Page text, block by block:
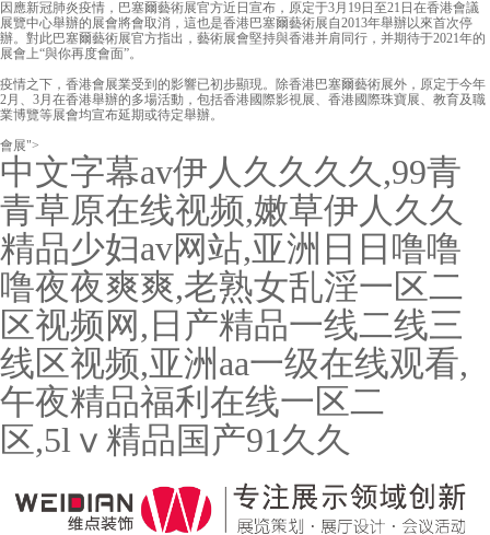
因應新冠肺炎疫情，巴塞爾藝術展官方近日宣布，原定于3月19日至21日在香港會議
展覽中心舉辦的展會將會取消，這也是香港巴塞爾藝術展自2013年舉辦以來首次停
辦。對此巴塞爾藝術展官方指出，藝術展會堅持與香港并肩同行，并期待于2021年的
展會上“與你再度會面”。
疫情之下，香港會展業受到的影響已初步顯現。除香港巴塞爾藝術展外，原定于今年
2月、3月在香港舉辦的多場活動，包括香港國際影視展、香港國際珠寶展、教育及職
業博覽等展會均宣布延期或待定舉辦。
會展">
中文字幕av伊人久久久久,99青
青草原在线视频,嫩草伊人久久
精品少妇av网站,亚洲日日噜噜
噜夜夜爽爽,老熟女乱淫一区二
区视频网,日产精品一线二线三
线区视频,亚洲aa一级在线观看,
午夜精品福利在线一区二
区,5lⅴ精品国产91久久